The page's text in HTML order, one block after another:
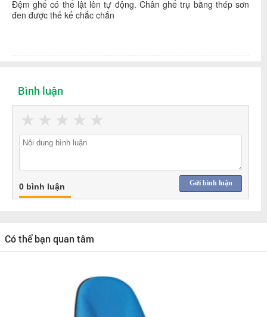
Đệm ghế có thể lật lên tự động. Chân ghế trụ bằng thép sơn
đen được thế kế chắc chắn
Bình luận
★
★
★
★
★
Gửi bình luận
0 bình luận
Có thể bạn quan tâm